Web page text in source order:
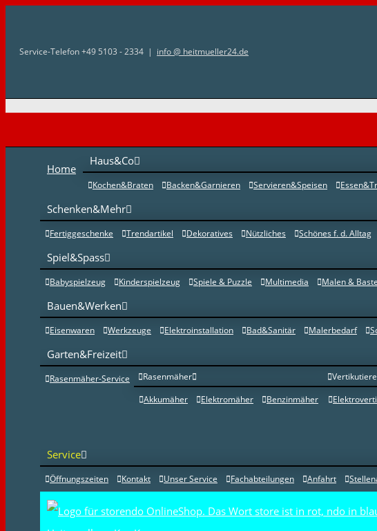
springen
Service-Telefon +49 5103 - 2334 | info @ heitmueller24.de
Home
Haus&Co
Kochen&Braten Backen&Garnieren Servieren&Speisen
Schenken&Mehr
Fertiggeschenke Trendartikel Dekoratives Nützliches Schönes f. d. Alltag
Spiel&Spass
Babyspielzeug Kinderspielzeug Spiele & Puzzle Multimedia Malen &
Bauen&Werken
Eisenwaren Werkzeuge Elektroinstallation Bad&Sanitär Malerbedarf
Garten&Freizeit
Rasenmäher-Service
Rasenmäher
Akkumäher
Elektromäher Benzinmäher
Service
Öffnungszeiten Kontakt Unser Service Fachabteilungen Anfahrt